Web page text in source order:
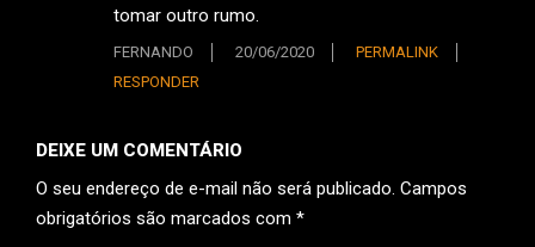
tomar outro rumo.
FERNANDO 20/06/2020
PERMALINK
RESPONDER
DEIXE UM COMENTÁRIO
O seu endereço de e-mail não será publicado. Campos
obrigatórios são marcados com *